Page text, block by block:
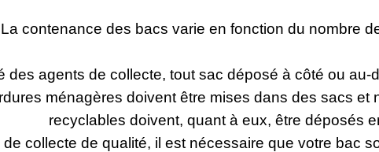
La contenance des bacs varie en fonction du nombre
des agents de collecte, tout sac déposé à côté ou
ménagères doivent être mises dans des sacs
recyclables doivent, quant à eux, être déposés
collecte de qualité, il est nécessaire que votre bac